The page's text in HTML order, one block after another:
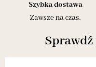
Szybka dostawa
Zawsze na czas.